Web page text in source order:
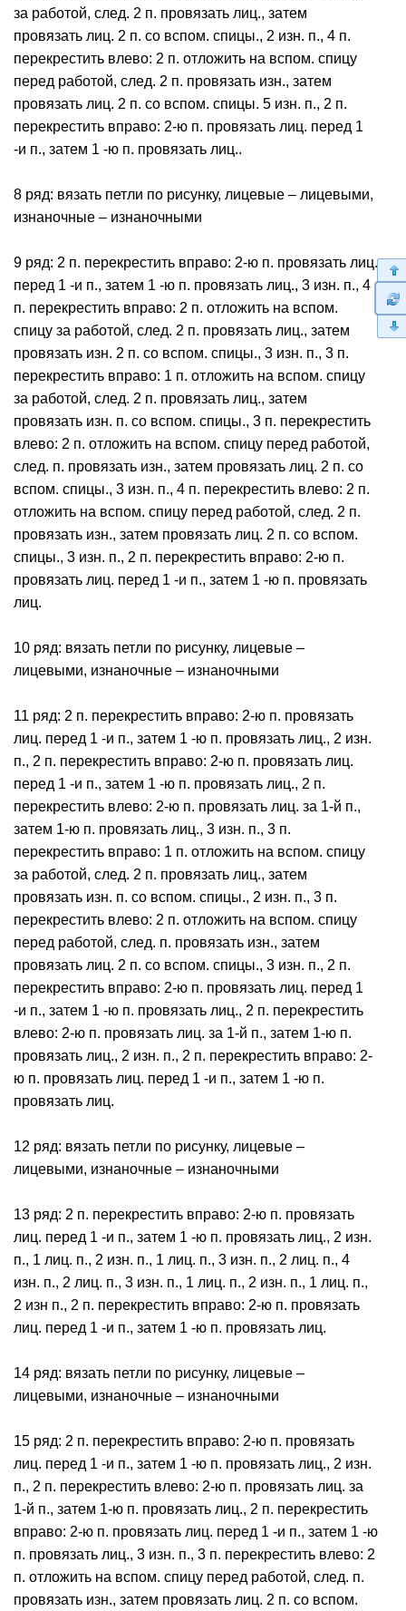
за работой, след. 2 п. провязать лиц., затем
провязать лиц. 2 п. со вспом. спицы., 2 изн. п., 4 п.
перекрестить влево: 2 п. отложить на вспом. спицу
перед работой, след. 2 п. провязать изн., затем
провязать лиц. 2 п. со вспом. спицы. 5 изн. п., 2 п.
перекрестить вправо: 2-ю п. провязать лиц. перед 1
-и п., затем 1 -ю п. провязать лиц..
8 ряд: вязать петли по рисунку, лицевые – лицевыми,
изнаночные – изнаночными
9 ряд: 2 п. перекрестить вправо: 2-ю п. провязать лиц.
перед 1 -и п., затем 1 -ю п. провязать лиц., 3 изн. п., 4
п. перекрестить вправо: 2 п. отложить на вспом.
спицу за работой, след. 2 п. провязать лиц., затем
провязать изн. 2 п. со вспом. спицы., 3 изн. п., 3 п.
перекрестить вправо: 1 п. отложить на вспом. спицу
за работой, след. 2 п. провязать лиц., затем
провязать изн. п. со вспом. спицы., 3 п. перекрестить
влево: 2 п. отложить на вспом. спицу перед работой,
след. п. провязать изн., затем провязать лиц. 2 п. со
вспом. спицы., 3 изн. п., 4 п. перекрестить влево: 2 п.
отложить на вспом. спицу перед работой, след. 2 п.
провязать изн., затем провязать лиц. 2 п. со вспом.
спицы., 3 изн. п., 2 п. перекрестить вправо: 2-ю п.
провязать лиц. перед 1 -и п., затем 1 -ю п. провязать
лиц.
10 ряд: вязать петли по рисунку, лицевые –
лицевыми, изнаночные – изнаночными
11 ряд: 2 п. перекрестить вправо: 2-ю п. провязать
лиц. перед 1 -и п., затем 1 -ю п. провязать лиц., 2 изн.
п., 2 п. перекрестить вправо: 2-ю п. провязать лиц.
перед 1 -и п., затем 1 -ю п. провязать лиц., 2 п.
перекрестить влево: 2-ю п. провязать лиц. за 1-й п.,
затем 1-ю п. провязать лиц., 3 изн. п., 3 п.
перекрестить вправо: 1 п. отложить на вспом. спицу
за работой, след. 2 п. провязать лиц., затем
провязать изн. п. со вспом. спицы., 2 изн. п., 3 п.
перекрестить влево: 2 п. отложить на вспом. спицу
перед работой, след. п. провязать изн., затем
провязать лиц. 2 п. со вспом. спицы., 3 изн. п., 2 п.
перекрестить вправо: 2-ю п. провязать лиц. перед 1
-и п., затем 1 -ю п. провязать лиц., 2 п. перекрестить
влево: 2-ю п. провязать лиц. за 1-й п., затем 1-ю п.
провязать лиц., 2 изн. п., 2 п. перекрестить вправо: 2-
ю п. провязать лиц. перед 1 -и п., затем 1 -ю п.
провязать лиц.
12 ряд: вязать петли по рисунку, лицевые –
лицевыми, изнаночные – изнаночными
13 ряд: 2 п. перекрестить вправо: 2-ю п. провязать
лиц. перед 1 -и п., затем 1 -ю п. провязать лиц., 2 изн.
п., 1 лиц. п., 2 изн. п., 1 лиц. п., 3 изн. п., 2 лиц. п., 4
изн. п., 2 лиц. п., 3 изн. п., 1 лиц. п., 2 изн. п., 1 лиц. п.,
2 изн п., 2 п. перекрестить вправо: 2-ю п. провязать
лиц. перед 1 -и п., затем 1 -ю п. провязать лиц.
14 ряд: вязать петли по рисунку, лицевые –
лицевыми, изнаночные – изнаночными
15 ряд: 2 п. перекрестить вправо: 2-ю п. провязать
лиц. перед 1 -и п., затем 1 -ю п. провязать лиц., 2 изн.
п., 2 п. перекрестить влево: 2-ю п. провязать лиц. за
1-й п., затем 1-ю п. провязать лиц., 2 п. перекрестить
вправо: 2-ю п. провязать лиц. перед 1 -и п., затем 1 -ю
п. провязать лиц., 3 изн. п., 3 п. перекрестить влево: 2
п. отложить на вспом. спицу перед работой, след. п.
провязать изн., затем провязать лиц. 2 п. со вспом.